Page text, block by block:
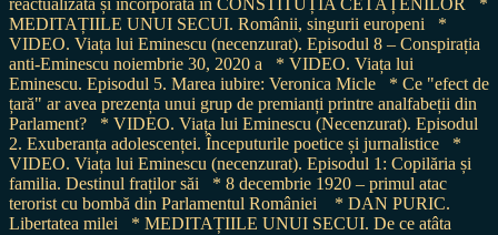
MEDITAȚIILE UNUI SECUI. Românii, singurii europeni
*
VIDEO. Viața lui Eminescu (necenzurat). Episodul 8 – Conspirația
anti-Eminescu noiembrie 30, 2020 a
* VIDEO. Viața lui
Eminescu. Episodul 5. Marea iubire: Veronica Micle
* Ce "efect de
țară" ar avea prezența unui grup de premianți printre analfabeții din
Parlament?
* VIDEO. Viața lui Eminescu (Necenzurat). Episodul
2. Exuberanța adolescenței. Începuturile poetice și jurnalistice
*
VIDEO. Viața lui Eminescu (necenzurat). Episodul 1: Copilăria și
familia. Destinul fraților săi
* 8 decembrie 1920 – primul atac
terorist cu bombă din Parlamentul României
* DAN PURIC.
Libertatea milei
* MEDITAȚIILE UNUI SECUI. De ce atâta